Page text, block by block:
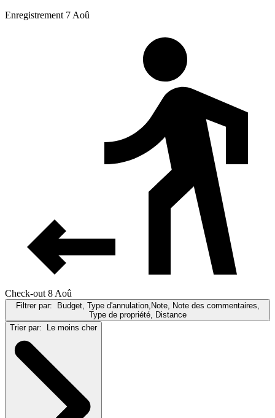
Enregistrement 7 Aoû
Check-out 8 Aoû
Filtrer par: Budget, Type d'annulation,Note, Note des commentaires,
Type de propriété, Distance
Trier par: Le moins cher